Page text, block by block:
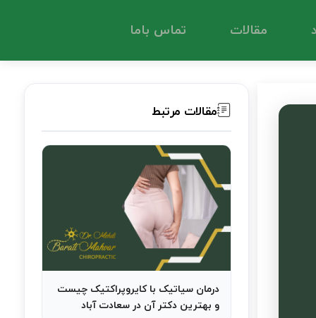
مقالات تماس باما
مقالات مرتبط
درمان سیاتیک با کایروپراکتیک چیست
و بهترین دکتر آن در سعادت آباد